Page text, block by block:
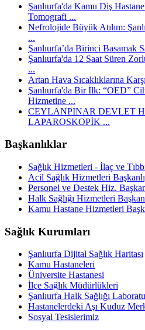
Şanlıurfa'da Kamu Diş
Tomografi ...
Nefrolojide Büyük Atılım:
...
Şanlıurfa’da Birinci Basamak
Şanlıurfa'da 12 Saat Süren
...
Artan Hava Sıcaklıklarına
Şanlıurfa'da Bir İlk: “OED”
Hizmetine ...
CEYLANPINAR DEVLET
LAPAROSKOPİK ...
Başkanlıklar
Sağlık Hizmetleri - İlaç ve
Acil Sağlık Hizmetleri
Personel ve Destek Hiz.
Halk Sağlığı Hizmetleri
Kamu Hastane Hizmetleri
Sağlık Kurumları
Şanlıurfa Dijital Sağlık Haritası
Kamu Hastaneleri
Üniversite Hastanesi
İlçe Sağlık Müdürlükleri
Şanlıurfa Halk Sağlığı
Hastanelerdeki Aşı Kuduz
Sosyal Tesislerimiz